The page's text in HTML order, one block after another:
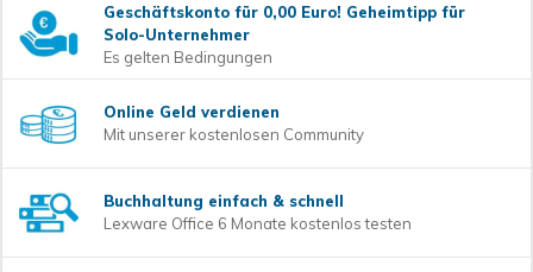
Geschäftskonto für 0,00 Euro! Geheimtipp für
Solo-Unternehmer
Es gelten Bedingungen
Online Geld verdienen
Mit unserer kostenlosen Community
Buchhaltung einfach & schnell
Lexware Office 6 Monate kostenlos testen